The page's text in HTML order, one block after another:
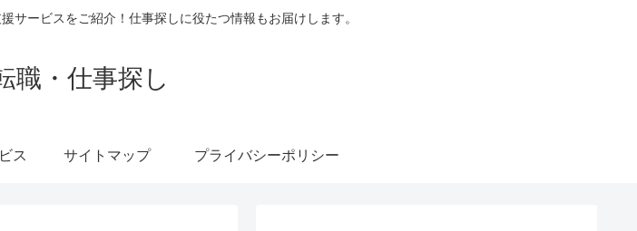
サービスをご紹介！仕事探しに役たつ情報もお届けします。
職・仕事探し
ス サイトマップ プライバシーポリシー